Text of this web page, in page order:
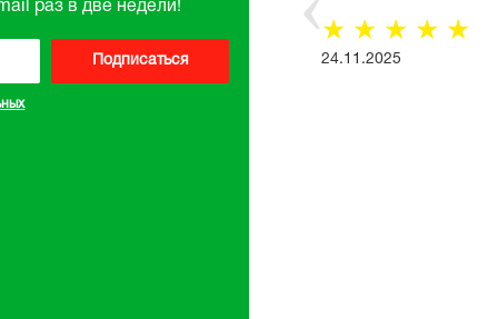
раз в две недели!
Подписаться
☆
☆
☆
☆
☆
24.11.2025